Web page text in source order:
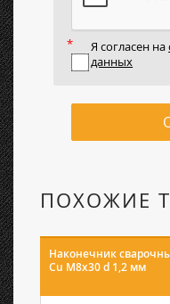
Я согласен на
данных
ПОХОЖИЕ
Наконечник
Cu М8х30 d 1,2 мм